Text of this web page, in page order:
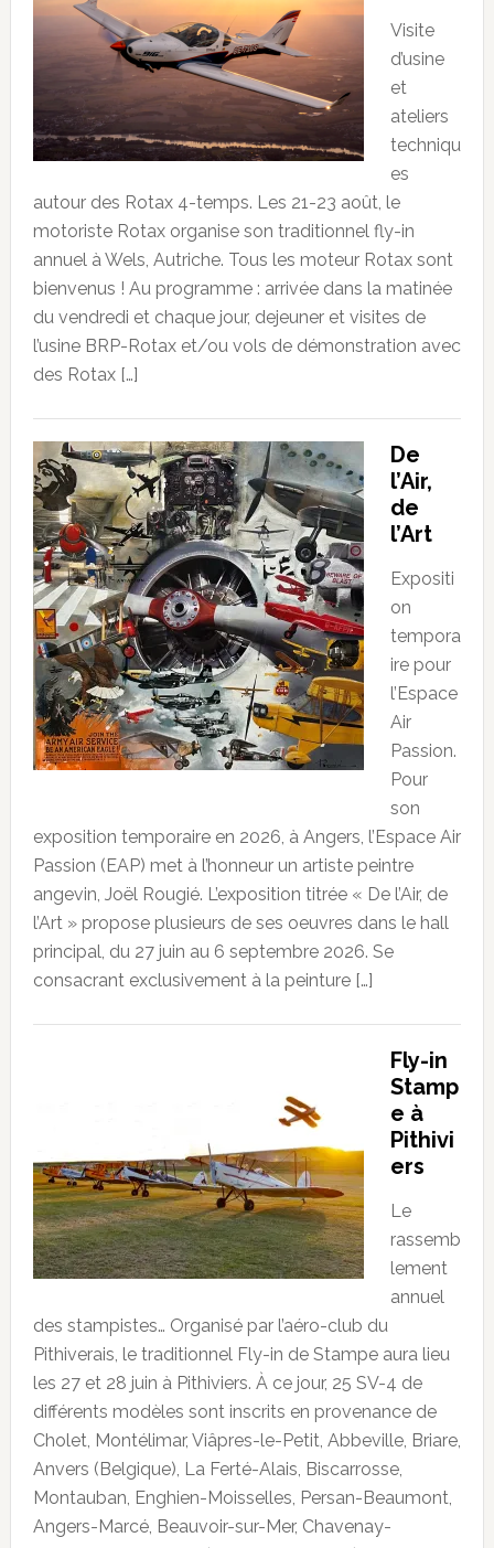
Visite
d’usine
et
ateliers
techniqu
es
autour des Rotax 4-temps. Les 21-23 août, le
motoriste Rotax organise son traditionnel fly-in
annuel à Wels, Autriche. Tous les moteur Rotax sont
bienvenus ! Au programme : arrivée dans la matinée
du vendredi et chaque jour, dejeuner et visites de
l’usine BRP-Rotax et/ou vols de démonstration avec
des Rotax […]
De
l’Air,
de
l’Art
Expositi
on
tempora
ire pour
l’Espace
Air
Passion.
Pour
son
exposition temporaire en 2026, à Angers, l’Espace Air
Passion (EAP) met à l’honneur un artiste peintre
angevin, Joël Rougié. L’exposition titrée « De l’Air, de
l’Art » propose plusieurs de ses oeuvres dans le hall
principal, du 27 juin au 6 septembre 2026. Se
consacrant exclusivement à la peinture […]
Fly-in
Stamp
e à
Pithivi
ers
Le
rassemb
lement
annuel
des stampistes… Organisé par l’aéro-club du
Pithiverais, le traditionnel Fly-in de Stampe aura lieu
les 27 et 28 juin à Pithiviers. À ce jour, 25 SV-4 de
différents modèles sont inscrits en provenance de
Cholet, Montélimar, Viâpres-le-Petit, Abbeville, Briare,
Anvers (Belgique), La Ferté-Alais, Biscarrosse,
Montauban, Enghien-Moisselles, Persan-Beaumont,
Angers-Marcé, Beauvoir-sur-Mer, Chavenay-